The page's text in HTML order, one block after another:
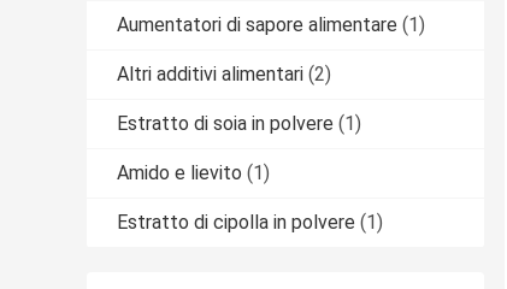
Aumentatori di sapore alimentare (1)
Altri additivi alimentari (2)
Estratto di soia in polvere (1)
Amido e lievito (1)
Estratto di cipolla in polvere (1)